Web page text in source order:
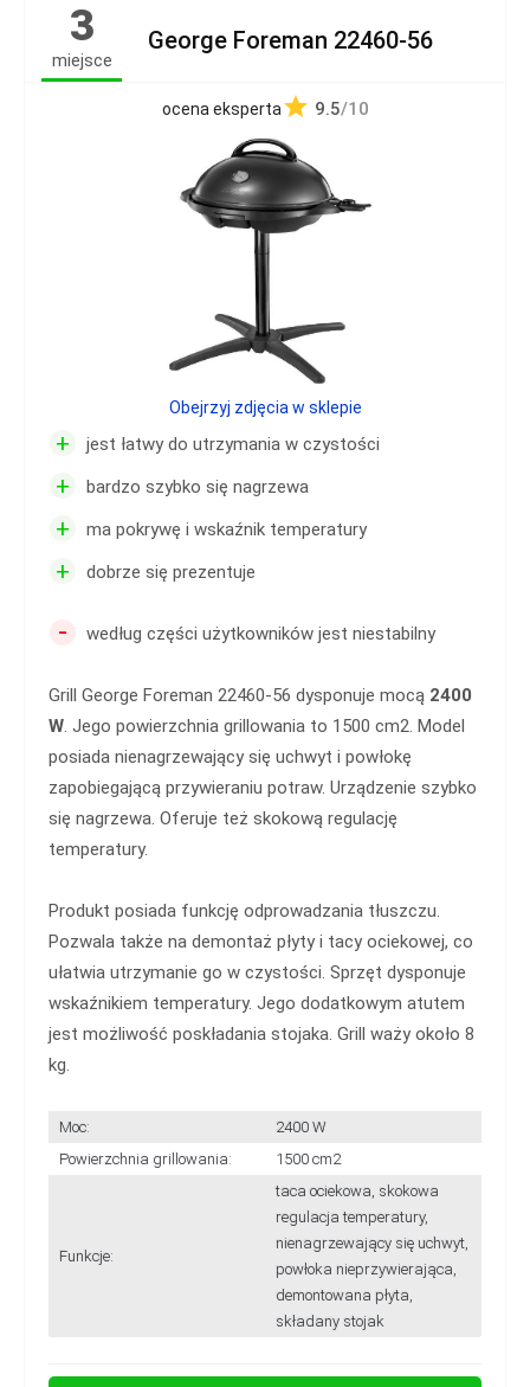
3
miejsce
George Foreman 22460-56
ocena eksperta 9.5/10
+ jest łatwy do utrzymania w czystości
+ bardzo szybko się nagrzewa
+ ma pokrywę i wskaźnik temperatury
+ dobrze się prezentuje
- według części użytkowników jest niestabilny
Grill George Foreman 22460-56 dysponuje mocą 2400
W. Jego powierzchnia grillowania to 1500 cm2. Model
posiada nienagrzewający się uchwyt i powłokę
zapobiegającą przywieraniu potraw. Urządzenie szybko
się nagrzewa. Oferuje też skokową regulację
temperatury.
Produkt posiada funkcję odprowadzania tłuszczu.
Pozwala także na demontaż płyty i tacy ociekowej, co
ułatwia utrzymanie go w czystości. Sprzęt dysponuje
wskaźnikiem temperatury. Jego dodatkowym atutem
jest możliwość poskładania stojaka. Grill waży około 8
kg.
Moc:
2400 W
Powierzchnia grillowania:
1500 cm2
Funkcje:
taca ociekowa, skokowa
regulacja temperatury,
nienagrzewający się uchwyt,
powłoka nieprzywierająca,
demontowana płyta,
składany stojak
Obejrzyj zdjęcia w sklepie